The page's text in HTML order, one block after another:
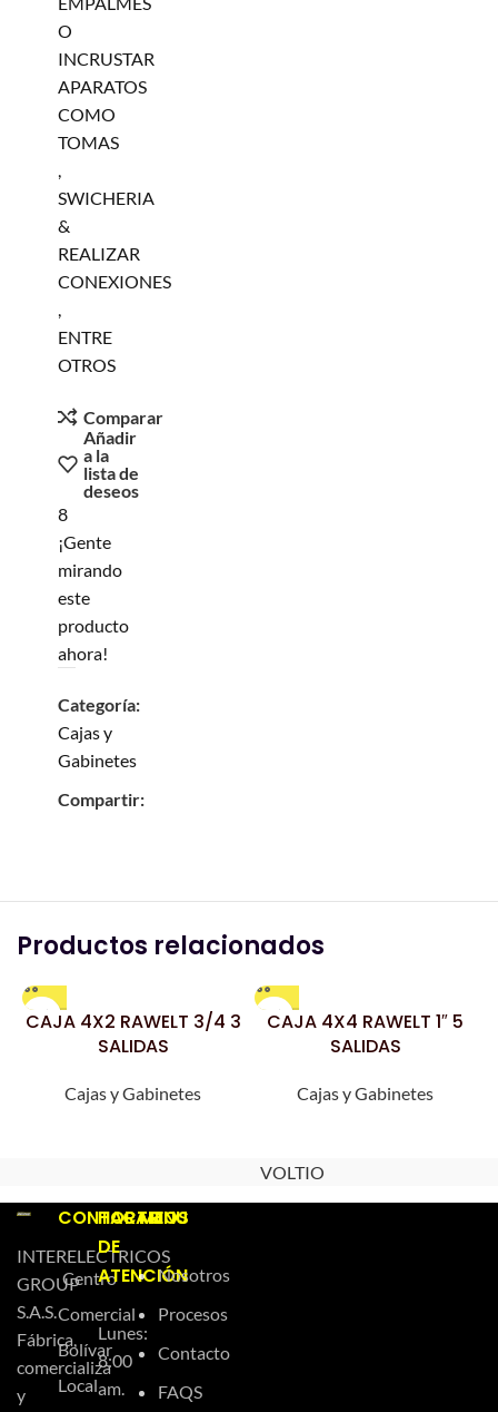
O
INCRUSTAR
APARATOS
COMO
TOMAS
,
SWICHERIA
&
REALIZAR
CONEXIONES
,
ENTRE
OTROS
Comparar
Añadir
a la
lista de
deseos
8
¡Gente
mirando
este
producto
ahora!
Categoría:
Cajas y
Gabinetes
Compartir:
Productos relacionados
CAJA 4X2 RAWELT 3/4 3
SALIDAS
Cajas y Gabinetes
CAJA 4X4 RAWELT 1″ 5
SALIDAS
Cajas y Gabinetes
VOLTIO
INTERELECTRICOS
GROUP
S.A.S.
Fábrica,
comercializa
y
CONTACTO
Centro
Comercial
Bolívar
Local
HORARIOS
DE
ATENCIÓN
Lunes:
8:00
am.
MENU
Nosotros
Procesos
Contacto
FAQS